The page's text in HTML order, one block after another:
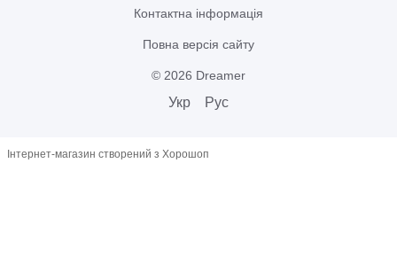
Контактна інформація
Повна версія сайту
© 2026 Dreamer
Укр Рус
Інтернет-магазин створений з Хорошоп